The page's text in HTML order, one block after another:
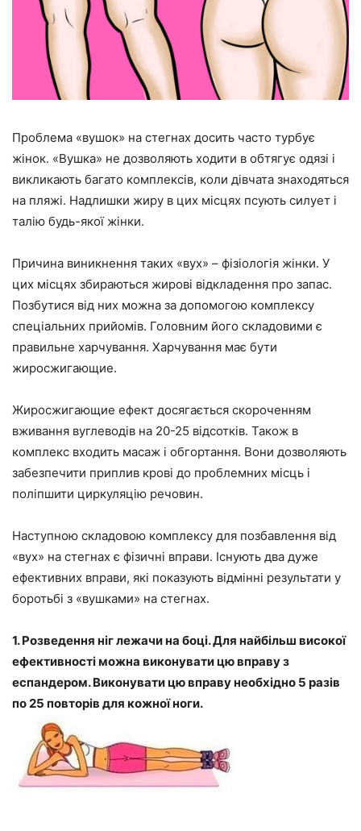
Проблема «вушок» на стегнах досить часто турбує
жінок. «Вушка» не дозволяють ходити в обтягує одязі і
викликають багато комплексів, коли дівчата знаходяться
на пляжі. Надлишки жиру в цих місцях псують силует і
талію будь-якої жінки.
Причина виникнення таких «вух» – фізіологія жінки. У
цих місцях збираються жирові відкладення про запас.
Позбутися від них можна за допомогою комплексу
спеціальних прийомів. Головним його складовими є
правильне харчування. Харчування має бути
жиросжигающие.
Жиросжигающие ефект досягається скороченням
вживання вуглеводів на 20-25 відсотків. Також в
комплекс входить масаж і обгортання. Вони дозволяють
забезпечити приплив крові до проблемних місць і
поліпшити циркуляцію речовин.
Наступною складовою комплексу для позбавлення від
«вух» на стегнах є фізичні вправи. Існують два дуже
ефективних вправи, які показують відмінні результати у
боротьбі з «вушками» на стегнах.
1. Розведення ніг лежачи на боці. Для найбільш високої
ефективності можна виконувати цю вправу з
еспандером. Виконувати цю вправу необхідно 5 разів
по 25 повторів для кожної ноги.